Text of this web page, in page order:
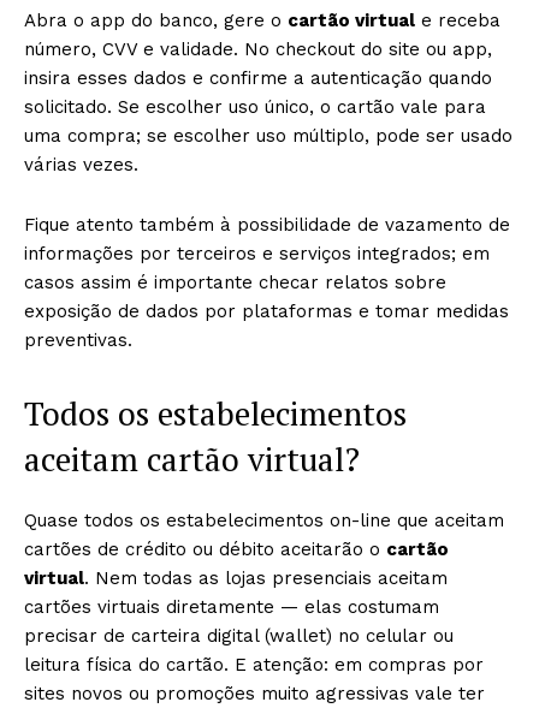
Abra o app do banco, gere o cartão virtual e receba
número, CVV e validade. No checkout do site ou app,
insira esses dados e confirme a autenticação quando
solicitado. Se escolher uso único, o cartão vale para
uma compra; se escolher uso múltiplo, pode ser usado
várias vezes.
Fique atento também à possibilidade de vazamento de
informações por terceiros e serviços integrados; em
casos assim é importante checar relatos sobre
exposição de dados por plataformas e tomar medidas
preventivas.
Todos os estabelecimentos
aceitam cartão virtual?
Quase todos os estabelecimentos on-line que aceitam
cartões de crédito ou débito aceitarão o cartão
virtual. Nem todas as lojas presenciais aceitam
cartões virtuais diretamente — elas costumam
precisar de carteira digital (wallet) no celular ou
leitura física do cartão. E atenção: em compras por
sites novos ou promoções muito agressivas vale ter